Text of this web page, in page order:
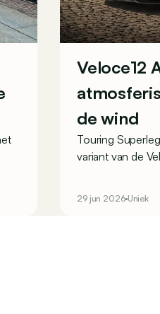
Veloce12
de wind
Touring
variant van de
29 jun 2026 Uniek